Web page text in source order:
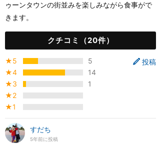
ゥーンタウンの街並みを楽しみながら食事がで
きます。
クチコミ（20件）
投稿
★5
5
★4
14
★3
1
★2
★1
すだち
5年前に投稿